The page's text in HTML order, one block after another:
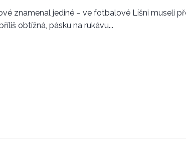
znamenal jediné – ve fotbalové Líšni museli
obtížná, pásku na rukávu...